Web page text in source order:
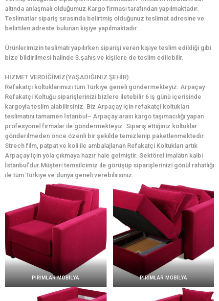
altında anlaşmalı olduğumuz Kargo firması tarafından yapılmaktadır.
Teslimatlar sipariş sırasında belirtmiş olduğunuz teslimat adresine ve
belirtilen adreste bulunan kişiye yapılmaktadır.
Ürünlerimizin teslimatı yapılırken siparişi veren kişiye teslim edildiği gibi
bize bildirilmesi halinde 3.şahıs ve kişilere de teslim edilebilir.
HİZMET VERDİĞİMİZ(YAŞADIĞINIZ ŞEHİR):
Refakatçi koltuklarımızı tüm Türkiye geneli göndermekteyiz. Arpaçay
Refakatçi Koltuğu siparişlerinizi bizlere iletebilir 6 iş günü içerisinde
kargoyla teslim alabilirsiniz. Biz Arpaçay için refakatçi koltukları
teslimatını tamamen İstanbul– Arpaçay arası kargo taşımacılığı yapan
profesyonel firmalar ile göndermekteyiz. Sipariş ettiğiniz koltuklar
gönderilmeden önce özenli bir şekilde temizlenip paketlenmektedir.
Strech film, patpat ve koli ile ambalajlanan Refakatçi Koltukları artık
Arpaçay için yola çıkmaya hazır hale gelmiştir. Sektörel imalatın kalbi
İstanbul’dur.Müşteri temsilcimiz ile görüşüp siparişlerinizi gönül rahatlığı
ile tüm Türkiye ve dünya geneli verebilirsiniz.
PIRIMLAR MOBİLYA PIRIMLAR MOBİLYA